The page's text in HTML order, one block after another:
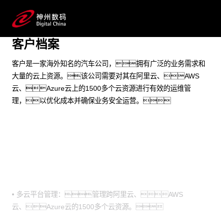
客户档案
客户是一家海外知名的汽车公司，拥有广泛的业务需求和
大量的云上资源。该公司需要对其在阿里云、AWS
云、Azure云上的1500多个云资源进行有效的运维管
理，以优化成本并确保业务安全运营。
• 多云平台管理：管理跨阿里云、AWS
云、Azure云的1500多个云资源。